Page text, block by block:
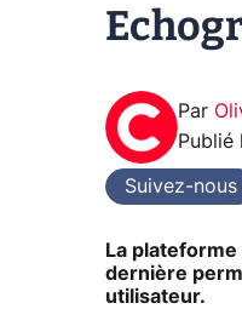
Par
Publié
Suivez-nous
La
dernière
utilisateur.